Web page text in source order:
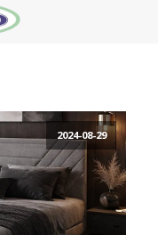
2024-08-29